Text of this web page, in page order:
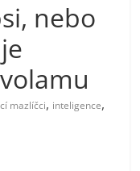
nebo
mazlíčci, inteligence,